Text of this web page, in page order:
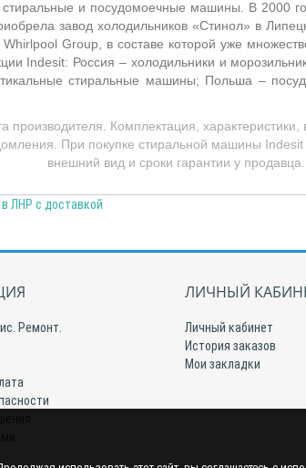
и посудомоечные машины. В 2000
завод холодильников «Стинол» в
Group, в составе которой уже
Indesit: Россия – холодильники и
стиральные машины; Польша –
Комплектация,
При покупке стиральной машины
внешний вид и сроки гарантии у продавца.
ЛНР с доставкой
Ремонт.
ЛИЧНЫЙ
Личный кабинет
История заказов
Мои закладки